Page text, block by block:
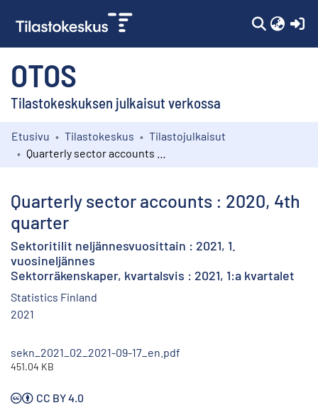
OTOS
Tilastokeskuksen julkaisut verkossa
Kokoelmat
Etusivu Tilastokeskus
Tilastojulkaisut
Quarterly sector accounts : 2020, 4th
quarter
Sektoritilit neljännesvuosittain : 2021, 1.
vuosineljännes
Sektorräkenskaper, kvartalsvis : 2021, 1:a kvartalet
Statistics Finland
2021
sekn_2021_02_2021-09-17_en.pdf
451.04 KB
CC BY 4.0